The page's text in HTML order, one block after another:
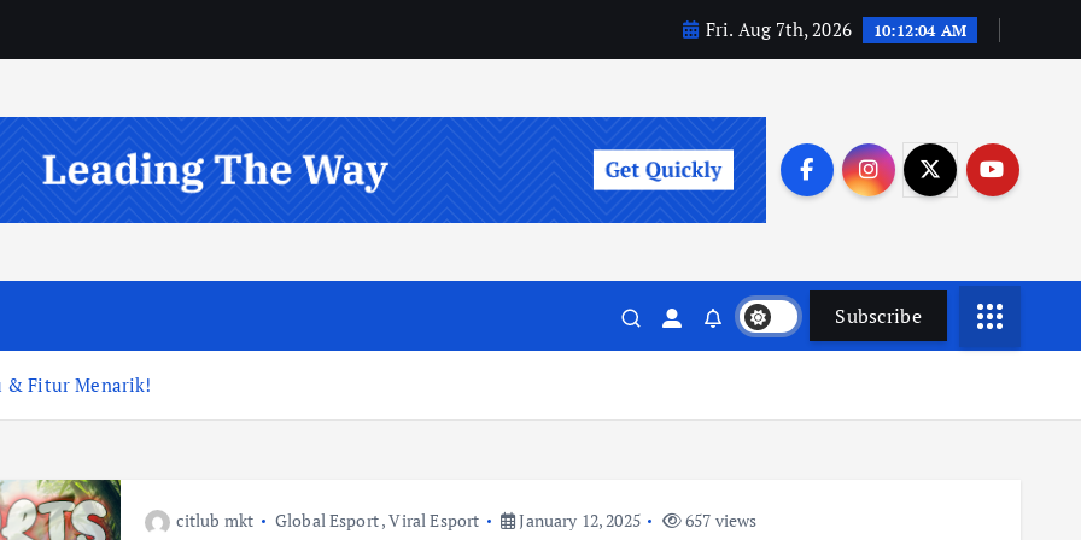
Fri. Aug 7th, 2026 10:12:05 AM
Subscribe
& Fitur Menarik!
citlub mkt Global Esport,Viral Esport January 12, 2025 657 views